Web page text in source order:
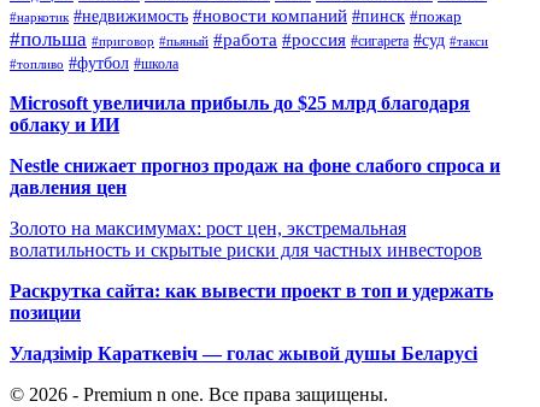
#наркотик #недвижимость #новости компаний #пинск #пожар
#польша #приговор #пьяный #работа #россия #сигарета #суд #такси
#топливо #футбол #школа
Microsoft увеличила прибыль до $25 млрд благодаря
облаку и ИИ
Nestle снижает прогноз продаж на фоне слабого спроса и
давления цен
Золото на максимумах: рост цен, экстремальная
волатильность и скрытые риски для частных инвесторов
Раскрутка сайта: как вывести проект в топ и удержать
позиции
Уладзімір Караткевіч — голас жывой душы Беларусі
© 2026 - Premium n one. Все права защищены.